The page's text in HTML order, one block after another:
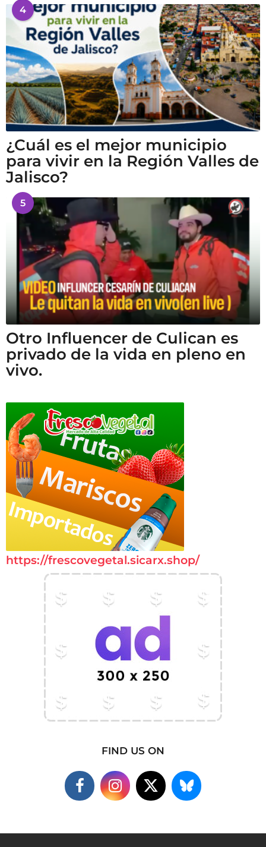
4
¿Cuál es el mejor municipio
para vivir en la Región Valles de
Jalisco?
5
Otro Influencer de Culican es
privado de la vida en pleno en
vivo.
https://frescovegetal.sicarx.shop/
FIND US ON